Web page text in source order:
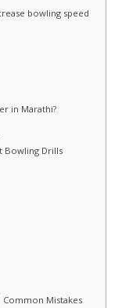
bowling speed
in Marathi?
Bowling Drills
Common Mistakes